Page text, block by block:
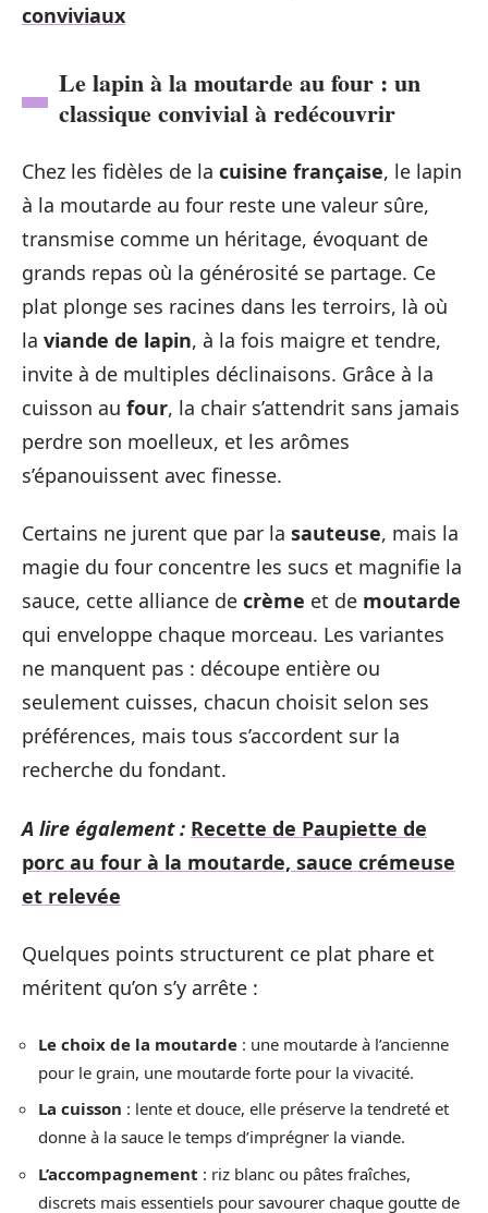
conviviaux
Le lapin à la moutarde au four : un
classique convivial à redécouvrir
Chez les fidèles de la cuisine française, le lapin
à la moutarde au four reste une valeur sûre,
transmise comme un héritage, évoquant de
grands repas où la générosité se partage. Ce
plat plonge ses racines dans les terroirs, là où
la viande de lapin, à la fois maigre et tendre,
invite à de multiples déclinaisons. Grâce à la
cuisson au four, la chair s’attendrit sans jamais
perdre son moelleux, et les arômes
s’épanouissent avec finesse.
Certains ne jurent que par la sauteuse, mais la
magie du four concentre les sucs et magnifie la
sauce, cette alliance de crème et de moutarde
qui enveloppe chaque morceau. Les variantes
ne manquent pas : découpe entière ou
seulement cuisses, chacun choisit selon ses
préférences, mais tous s’accordent sur la
recherche du fondant.
A lire également : Recette de Paupiette de
porc au four à la moutarde, sauce crémeuse
et relevée
Quelques points structurent ce plat phare et
méritent qu’on s’y arrête :
Le choix de la moutarde : une moutarde à l’ancienne
pour le grain, une moutarde forte pour la vivacité.
La cuisson : lente et douce, elle préserve la tendreté et
donne à la sauce le temps d’imprégner la viande.
L’accompagnement : riz blanc ou pâtes fraîches,
discrets mais essentiels pour savourer chaque goutte de